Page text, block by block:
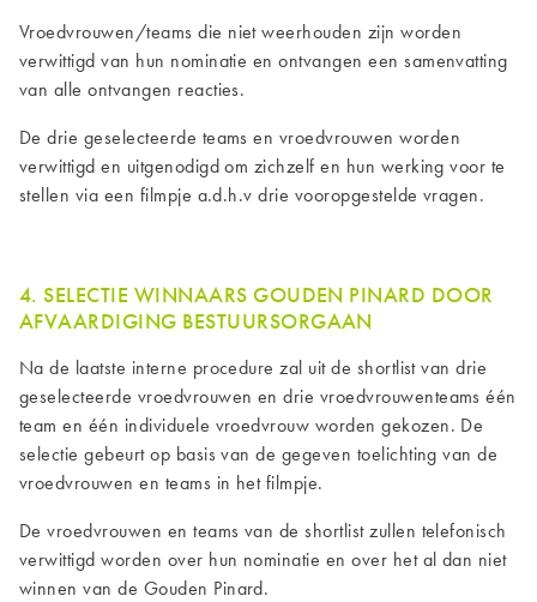
Vroedvrouwen/teams die niet weerhouden zijn worden
verwittigd van hun nominatie en ontvangen een samenvatting
van alle ontvangen reacties.
De drie geselecteerde teams en vroedvrouwen worden
verwittigd en uitgenodigd om zichzelf en hun werking voor te
stellen via een filmpje a.d.h.v drie vooropgestelde vragen.
4. SELECTIE WINNAARS GOUDEN PINARD DOOR
AFVAARDIGING BESTUURSORGAAN
Na de laatste interne procedure zal uit de shortlist van drie
geselecteerde vroedvrouwen en drie vroedvrouwenteams één
team en één individuele vroedvrouw worden gekozen. De
selectie gebeurt op basis van de gegeven toelichting van de
vroedvrouwen en teams in het filmpje.
De vroedvrouwen en teams van de shortlist zullen telefonisch
verwittigd worden over hun nominatie en over het al dan niet
winnen van de Gouden Pinard.